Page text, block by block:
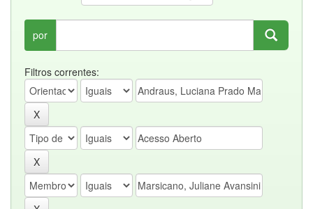
por
Filtros correntes: